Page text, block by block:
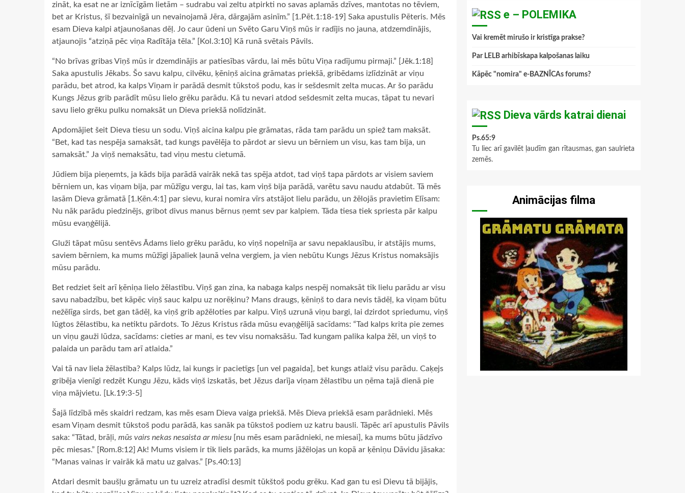
zināt, ka esat ne ar iznīcīgām lietām – sudrabu vai zeltu atpirkti no savas aplamās dzīves, mantotas no tēviem,
bet ar Kristus, šī bezvainīgā un nevainojamā Jēra, dārgajām asinīm.” [1.Pēt.1:18-19] Saka apustulis Pēteris. Mēs
esam Dieva kalpi atjaunošanas dēļ. Jo caur ūdeni un Svēto Garu Viņš mūs ir radījis no jauna, atdzemdinājis,
atjaunojis “atziņā pēc viņa Radītāja tēla.” [Kol.3:10] Kā runā svētais Pāvils.
“No brīvas gribas Viņš mūs ir dzemdinājis ar patiesības vārdu, lai mēs būtu Viņa radījumu pirmaji.” [Jēk.1:18]
Saka apustulis Jēkabs. Šo savu kalpu, cilvēku, ķēniņš aicina grāmatas priekšā, gribēdams izlīdzināt ar viņu
parādu, bet atrod, ka kalps Viņam ir parādā desmit tūkstoš podu, kas ir sešdesmit zelta mucas. Ar šo parādu
Kungs Jēzus grib parādīt mūsu lielo grēku parādu. Kā tu nevari atdod sešdesmit zelta mucas, tāpat tu nevari
savu lielo grēku pulku nomaksāt un Dieva priekšā nolīdzināt.
Apdomājiet šeit Dieva tiesu un sodu. Viņš aicina kalpu pie grāmatas, rāda tam parādu un spiež tam maksāt.
“Bet, kad tas nespēja samaksāt, tad kungs pavēlēja to pārdot ar sievu un bērniem un visu, kas tam bija, un
samaksāt.” Ja viņš nemaksātu, tad viņu mestu cietumā.
Jūdiem bija pieņemts, ja kāds bija parādā vairāk nekā tas spēja atdot, tad viņš tapa pārdots ar visiem saviem
bērniem un, kas viņam bija, par mūžīgu vergu, lai tas, kam viņš bija parādā, varētu savu naudu atdabūt. Tā mēs
lasām Dieva grāmatā [1.Ķēn.4:1] par sievu, kurai nomira vīrs atstājot lielu parādu, un žēlojās pravietim Elīsam:
Nu nāk parādu piedzinējs, gribot divus manus bērnus ņemt sev par kalpiem. Tāda tiesa tiek spriesta pār kalpu
mūsu evaņģēlijā.
Gluži tāpat mūsu sentēvs Ādams lielo grēku parādu, ko viņš nopelnīja ar savu nepaklausību, ir atstājis mums,
saviem bērniem, ka mums mūžīgi jāpaliek ļaunā velna vergiem, ja vien nebūtu Kungs Jēzus Kristus nomaksājis
mūsu parādu.
Bet redziet šeit arī ķēniņa lielo žēlastību. Viņš gan zina, ka nabaga kalps nespēj nomaksāt tik lielu parādu ar visu
savu nabadzību, bet kāpēc viņš sauc kalpu uz norēķinu? Mans draugs, ķēniņš to dara nevis tādēļ, ka viņam būtu
nežēlīga sirds, bet gan tādēļ, ka viņš grib apžēloties par kalpu. Viņš uzrunā viņu bargi, lai dzirdot spriedumu, viņš
lūgtos žēlastību, ka netiktu pārdots. To Jēzus Kristus rāda mūsu evaņģēlijā sacīdams: “Tad kalps krita pie zemes
un viņu gauži lūdza, sacīdams: cieties ar mani, es tev visu nomaksāšu. Tad kungam palika kalpa žēl, un viņš to
palaida un parādu tam arī atlaida.”
Vai tā nav liela žēlastība? Kalps lūdz, lai kungs ir pacietīgs [un vel pagaida], bet kungs atlaiž visu parādu. Caķejs
gribēja vienīgi redzēt Kungu Jēzu, kāds viņš izskatās, bet Jēzus darīja viņam žēlastību un ņēma tajā dienā pie
viņa mājvietu. [Lk.19:3-5]
Šajā līdzībā mēs skaidri redzam, kas mēs esam Dieva vaiga priekšā. Mēs Dieva priekšā esam parādnieki. Mēs
esam Viņam desmit tūkstoš podu parādā, kas sanāk pa tūkstoš podiem uz katru bausli. Tāpēc arī apustulis Pāvils
saka: “Tātad, brāļi, mūs vairs nekas nesaista ar miesu [nu mēs esam parādnieki, ne miesai], ka mums būtu jādzīvo
pēc miesas.” [Rom.8:12] Ak! Mums visiem ir tik liels parāds, ka mums jāžēlojas un kopā ar ķēniņu Dāvidu jāsaka:
“Manas vainas ir vairāk kā matu uz galvas.” [Ps.40:13]
Atdari desmit baušļu grāmatu un tu uzreiz atradīsi desmit tūkštoš podu grēku. Kad gan tu esi Dievu tā bijājis,
e – POLEMIKA
Vai kremēt mirušo ir kristīga prakse?
Par LELB arhibīskapa kalpošanas laiku
Kāpēc "nomira" e-BAZNĪCAs forums?
Dieva vārds katrai dienai
Ps.65:9
Tu liec arī gavilēt ļaudīm gan rītausmas, gan saulrieta
zemēs.
Animācijas filma